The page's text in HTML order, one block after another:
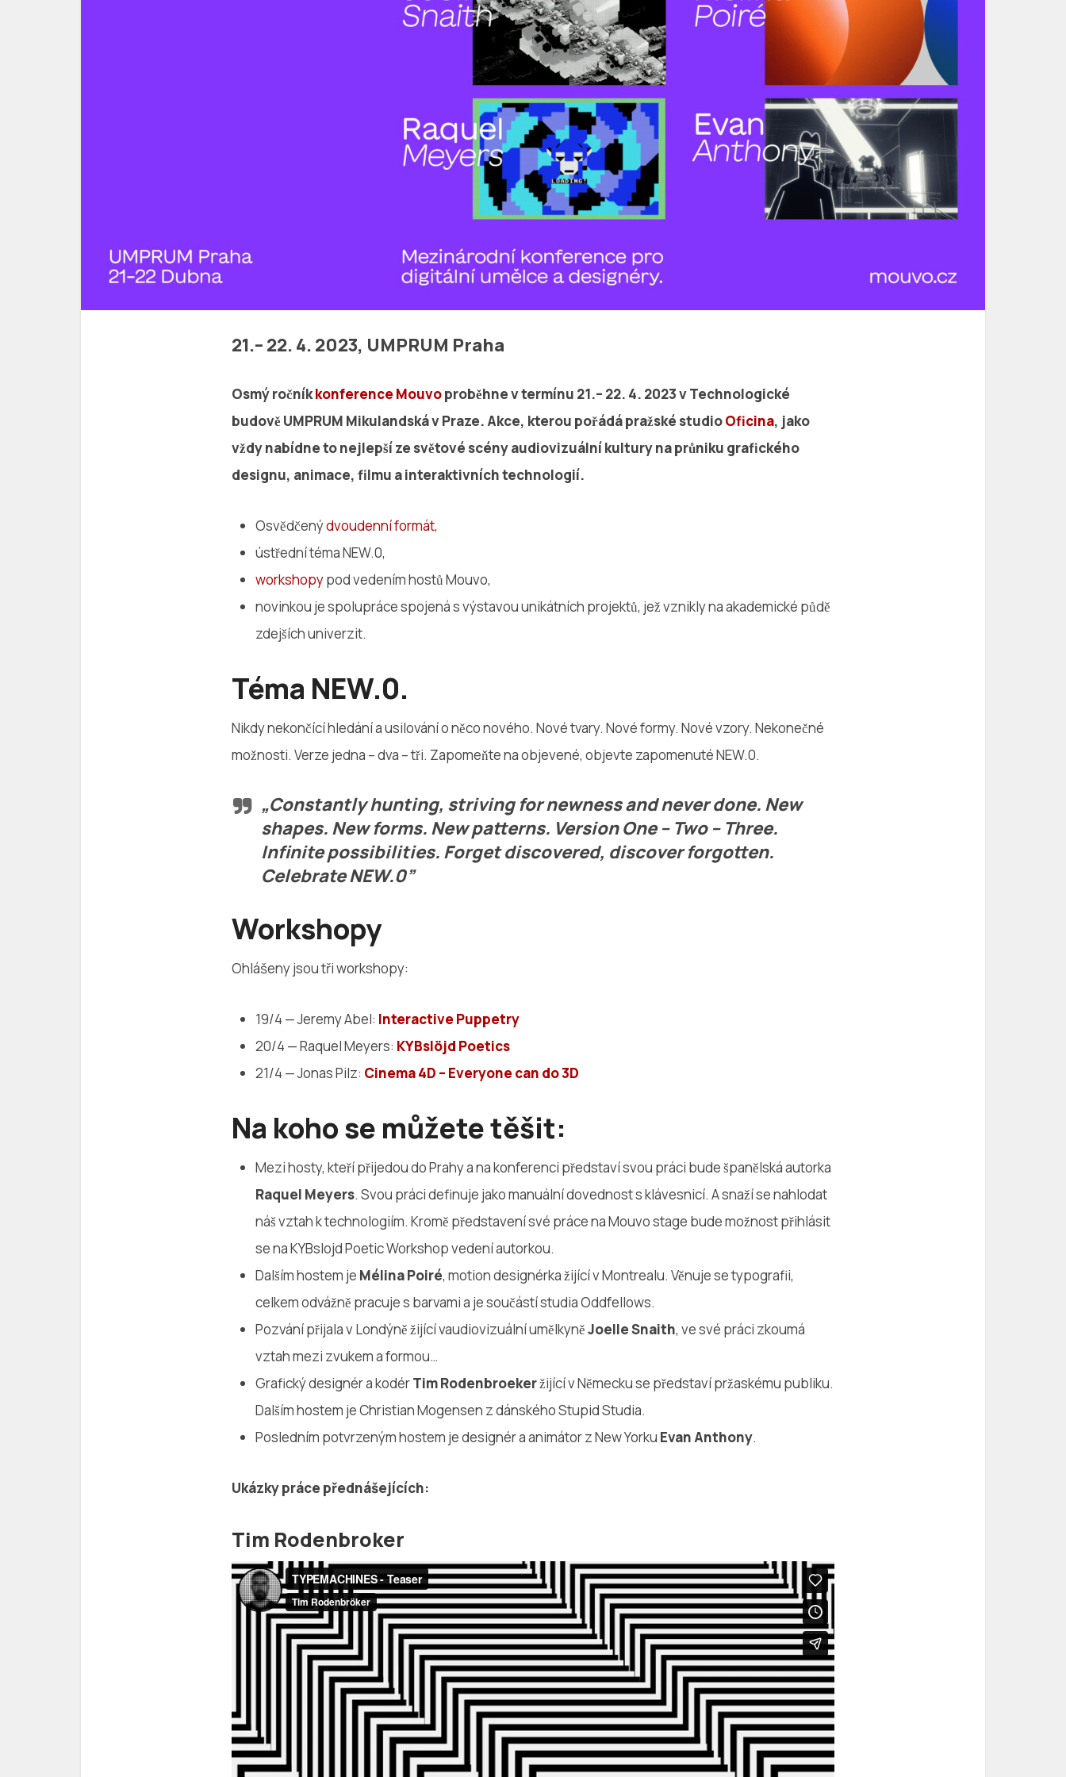
21.– 22. 4. 2023, UMPRUM Praha
Osmý ročníkkonference Mouvoproběhne v termínu 21.– 22. 4. 2023 v Technologické
budově UMPRUM Mikulandská v Praze. Akce, kterou pořádá pražské studioOficina, jako
vždy nabídne to nejlepší ze světové scény audiovizuální kultury na průniku grafického
designu, animace, filmu a interaktivních technologií.
Osvědčenýdvoudenní formát,
ústřední téma NEW.0,
workshopypod vedením hostů Mouvo,
novinkou je spolupráce spojená s výstavou unikátních projektů, jež vznikly na akademické půdě
zdejších univerzit.
Téma NEW.0.
Nikdy nekončící hledání a usilování o něco nového. Nové tvary. Nové formy. Nové vzory. Nekonečné
možnosti. Verze jedna – dva – tři. Zapomeňte na objevené, objevte zapomenuté NEW.0.
„Constantly hunting, striving for newness and never done. New
shapes. New forms. New patterns. Version One – Two – Three.
Infinite possibilities. Forget discovered, discover forgotten.
Celebrate NEW.0”
Workshopy
Ohlášeny jsou tři workshopy:
19/4 — Jeremy Abel: Interactive Puppetry
20/4 — Raquel Meyers: KYBslöjd Poetics
21/4 — Jonas Pilz: Cinema 4D – Everyone can do 3D
Na koho se můžete těšit:
Mezi hosty, kteří přijedou do Prahy a na konferenci představí svou práci bude španělská autorka
Raquel Meyers. Svou práci definuje jako manuální dovednost s klávesnicí. A snaží se nahlodat
náš vztah k technologiím. Kromě představení své práce na Mouvo stage bude možnost přihlásit
se na KYBslojd Poetic Workshop vedení autorkou.
Dalším hostem je Mélina Poiré, motion designérka žijící v Montrealu. Věnuje se typografii,
celkem odvážně pracuje s barvami a je součástí studia Oddfellows.
Pozvání přijala v Londýně žijící vaudiovizuální umělkyněJoelle Snaith, ve své práci zkoumá
vztah mezi zvukem a formou…
Grafický designér a kodérTim Rodenbroekeržijící v Německu se představí pržaskému publiku.
Dalším hostem je Christian Mogensen z dánského Stupid Studia.
Posledním potvrzeným hostem je designér a animátor z New Yorku Evan Anthony.
Ukázky práce přednášejících:
Tim Rodenbroker